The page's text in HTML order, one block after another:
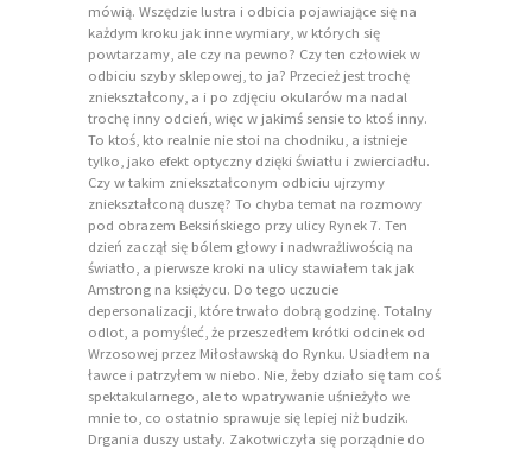
mówią. Wszędzie lustra i odbicia pojawiające się na
każdym kroku jak inne wymiary, w których się
powtarzamy, ale czy na pewno? Czy ten człowiek w
odbiciu szyby sklepowej, to ja? Przecież jest trochę
zniekształcony, a i po zdjęciu okularów ma nadal
trochę inny odcień, więc w jakimś sensie to ktoś inny.
To ktoś, kto realnie nie stoi na chodniku, a istnieje
tylko, jako efekt optyczny dzięki światłu i zwierciadłu.
Czy w takim zniekształconym odbiciu ujrzymy
zniekształconą duszę? To chyba temat na rozmowy
pod obrazem Beksińskiego przy ulicy Rynek 7. Ten
dzień zaczął się bólem głowy i nadwrażliwością na
światło, a pierwsze kroki na ulicy stawiałem tak jak
Amstrong na księżycu. Do tego uczucie
depersonalizacji, które trwało dobrą godzinę. Totalny
odlot, a pomyśleć, że przeszedłem krótki odcinek od
Wrzosowej przez Miłosławską do Rynku. Usiadłem na
ławce i patrzyłem w niebo. Nie, żeby działo się tam coś
spektakularnego, ale to wpatrywanie uśnieżyło we
mnie to, co ostatnio sprawuje się lepiej niż budzik.
Drgania duszy ustały. Zakotwiczyła się porządnie do